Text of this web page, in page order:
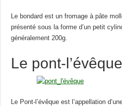
Le bondard est un fromage à pâte
présenté sous la forme d’un petit
généralement 200g.
Le pont-l’évêque
Le Pont-l’évêque est l’appellation